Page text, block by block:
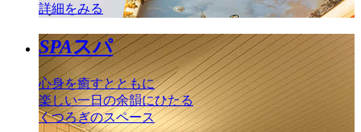
詳細をみる
SPAスパ
心身を癒すとともに
楽しい一日の余韻にひたる
くつろぎのスペース